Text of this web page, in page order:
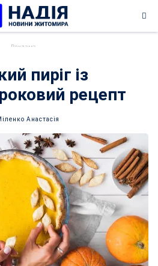
пиріг із
рецепт
Анастасія